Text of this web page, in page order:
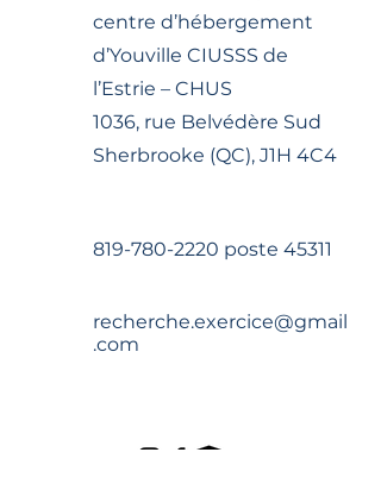
centre d’hébergement
d’Youville CIUSSS de
l’Estrie – CHUS
1036, rue Belvédère Sud
Sherbrooke (QC), J1H 4C4
819-780-2220 poste 45311
recherche.exercice@gmail
.com